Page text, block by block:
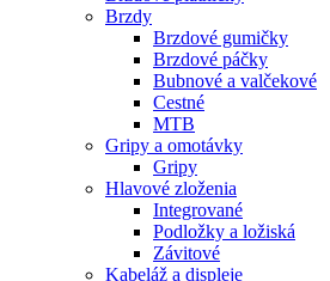
Brzdy
Brzdové gumičky
Brzdové páčky
Bubnové a valčekové
Cestné
MTB
Gripy a omotávky
Gripy
Hlavové zloženia
Integrované
Podložky a ložiská
Závitové
Kabeláž a displeje